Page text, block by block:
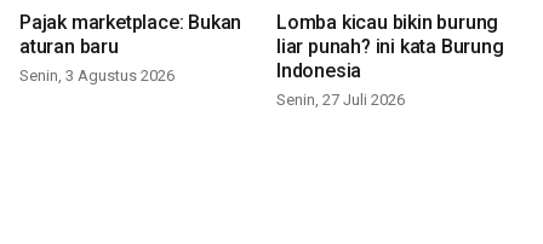
Pajak marketplace: Bukan
aturan baru
Senin, 3 Agustus 2026
Lomba kicau bikin burung
liar punah? ini kata Burung
Indonesia
Senin, 27 Juli 2026